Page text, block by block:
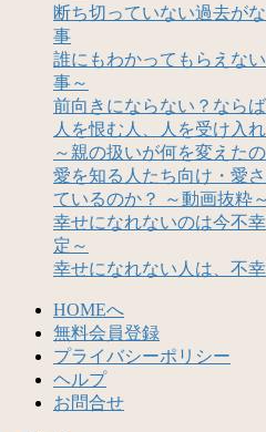
断ち切っていない過去が
事
誰にもわかってもらえな
事～
前向きにならない？なら
人を恨む人、人を受け入
～親の扱いが何を変えた
愛を知る人たち向け・愛
ているのか？ ～動画抜粋～
幸せになれないのは今不
定～
幸せになれない人は、不
HOMEへ
無料会員登録
プライバシーポリシー
ヘルプ
お問合せ